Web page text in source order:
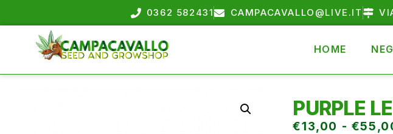
0362 582431 CAMPACAVALLO@LIVE.IT
HOME
PURPLE
€13,00 - €